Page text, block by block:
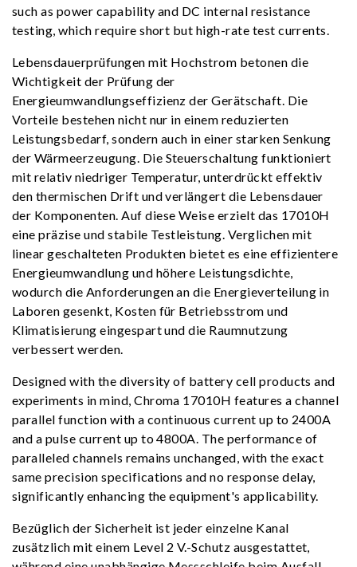
such as power capability and DC internal resistance
testing, which require short but high-rate test currents.
Lebensdauerprüfungen mit Hochstrom betonen die
Wichtigkeit der Prüfung der
Energieumwandlungseffizienz der Gerätschaft. Die
Vorteile bestehen nicht nur in einem reduzierten
Leistungsbedarf, sondern auch in einer starken Senkung
der Wärmeerzeugung. Die Steuerschaltung funktioniert
mit relativ niedriger Temperatur, unterdrückt effektiv
den thermischen Drift und verlängert die Lebensdauer
der Komponenten. Auf diese Weise erzielt das 17010H
eine präzise und stabile Testleistung. Verglichen mit
linear geschalteten Produkten bietet es eine effizientere
Energieumwandlung und höhere Leistungsdichte,
wodurch die Anforderungen an die Energieverteilung in
Laboren gesenkt, Kosten für Betriebsstrom und
Klimatisierung eingespart und die Raumnutzung
verbessert werden.
Designed with the diversity of battery cell products and
experiments in mind, Chroma 17010H features a channel
parallel function with a continuous current up to 2400A
and a pulse current up to 4800A. The performance of
paralleled channels remains unchanged, with the exact
same precision specifications and no response delay,
significantly enhancing the equipment's applicability.
Bezüglich der Sicherheit ist jeder einzelne Kanal
zusätzlich mit einem Level 2 V.-Schutz ausgestattet,